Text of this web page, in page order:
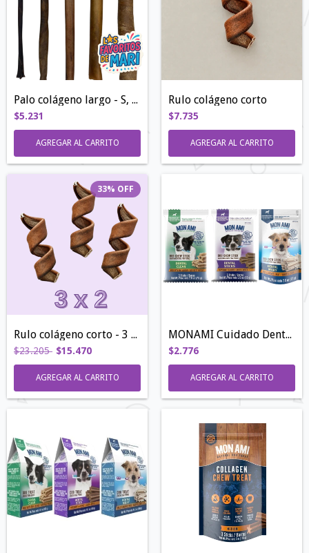
Palo colágeno largo - S, M, L, XL y XXL
$5.231
AGREGAR AL CARRITO
Rulo colágeno corto
$7.735
AGREGAR AL CARRITO
33% OFF
Rulo colágeno corto - 3 x 2
$23.205 $15.470
AGREGAR AL CARRITO
MONAMI Cuidado Dental | 75GR
$2.776
AGREGAR AL CARRITO